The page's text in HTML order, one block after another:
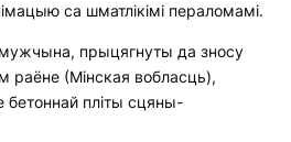
са шматлікімі пераломамі.
прыцягнуты да зносу
раёне (Мінская вобласць),
бетоннай пліты сцяны-